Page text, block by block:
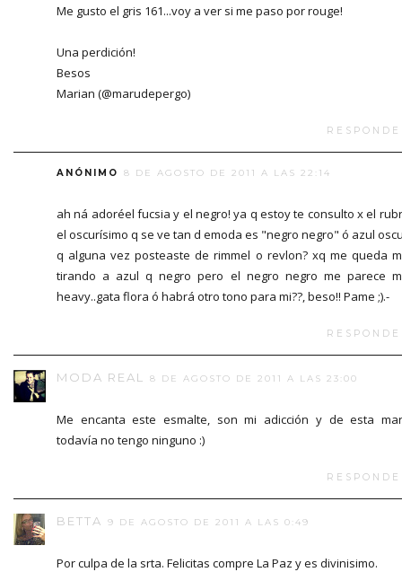
Me gusto el gris 161...voy a ver si me paso por rouge!
Una perdición!
Besos
Marian (@marudepergo)
ANÓNIMO 8 DE AGOSTO DE 2011 A LAS 22:14
ah ná adoréel fucsia y el negro! ya q estoy te consulto x el
el oscurísimo q se ve tan d emoda es "negro negro" ó azul
q alguna vez posteaste de rimmel o revlon? xq me queda
tirando a azul q negro pero el negro negro me parece
heavy..gata flora ó habrá otro tono para mi??, beso!! Pame ;).-
MODA REAL 8 DE AGOSTO DE 2011 A LAS 23:00
Me encanta este esmalte, son mi adicción y de esta
todavía no tengo ninguno :)
BETTA 9 DE AGOSTO DE 2011 A LAS 0:49
Por culpa de la srta. Felicitas compre La Paz y es divinisimo.